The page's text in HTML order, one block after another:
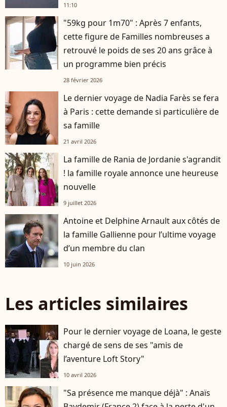
11:10
"59kg pour 1m70" : Après 7 enfants,
cette figure de Familles nombreuses a
retrouvé le poids de ses 20 ans grâce à
un programme bien précis
28 février 2026
Le dernier voyage de Nadia Farès se fera
à Paris : cette demande si particulière de
sa famille
21 avril 2026
La famille de Rania de Jordanie s'agrandit
! la famille royale annonce une heureuse
nouvelle
9 juillet 2026
Antoine et Delphine Arnault aux côtés de
la famille Gallienne pour l’ultime voyage
d’un membre du clan
10 juin 2026
Les articles similaires
Pour le dernier voyage de Loana, le geste
chargé de sens de ses "amis de
l’aventure Loft Story"
10 avril 2026
"Sa présence me manque déjà" : Anaïs